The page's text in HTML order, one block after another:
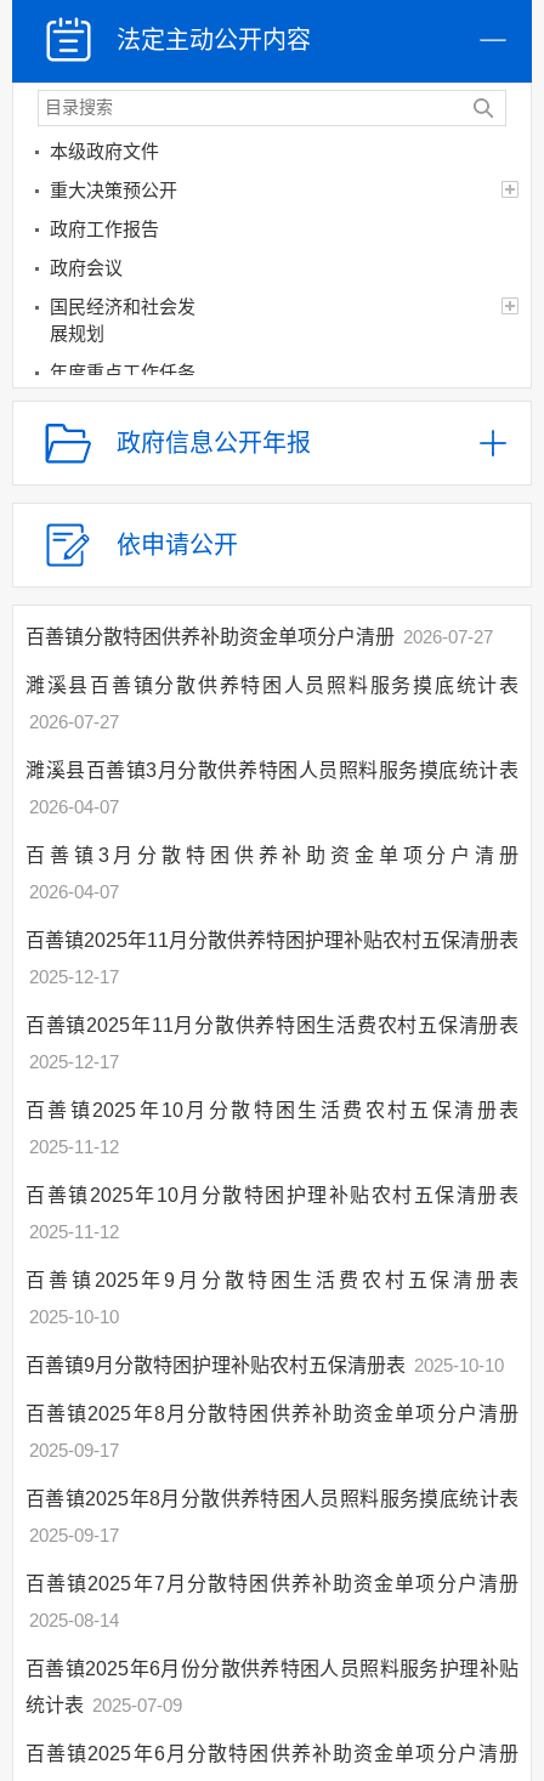
法定主动公开内容
本级政府文件
重大决策预公开
政府工作报告
政府会议
国民经济和社会发
展规划
年度重点工作任务
分解、执行及落实情况
经济和社会发展统
计信息
建议提案办理
政府领导
年度财政预决算
“三公”经费情况
债权债务
财政专项资金管理
财政专项资金清单
村级公益事业建设
农村部分计划生育
家庭奖励扶助制度专项资金管理和使用情况
计划生育家庭特别
资金管理和使用情况
农村居民最低生活
农机购置补贴管理
和使用情况
资金管理和使用情况
农村五保供养补助
政策与标准
贫困重度残疾人生
活救助
权责清单
理结果
权力运行结果
人口与计生
政府信息公开年报
依申请公开
百善镇分散特困供养补助资金单项分户清册 2026-07-27
濉溪县百善镇分散供养特困人员照料服务摸底统计表
2026-07-27
濉溪县百善镇3月分散供养特困人员照料服务摸底统计表
2026-04-07
百善镇3月分散特困供养补助资金单项分户清册
2026-04-07
百善镇2025年11月分散供养特困护理补贴农村五保清册表
2025-12-17
百善镇2025年11月分散供养特困生活费农村五保清册表
2025-12-17
百善镇2025年10月分散特困生活费农村五保清册表
2025-11-12
百善镇2025年10月分散特困护理补贴农村五保清册表
2025-11-12
百善镇2025年9月分散特困生活费农村五保清册表
2025-10-10
百善镇9月分散特困护理补贴农村五保清册表 2025-10-10
百善镇2025年8月分散特困供养补助资金单项分户清册
2025-09-17
百善镇2025年8月分散供养特困人员照料服务摸底统计表
2025-09-17
百善镇2025年7月分散特困供养补助资金单项分户清册
2025-08-14
百善镇2025年6月份分散供养特困人员照料服务护理补贴
统计表 2025-07-09
百善镇2025年6月分散特困供养补助资金单项分户清册